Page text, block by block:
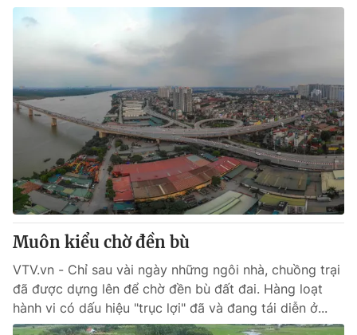
Muôn kiểu chờ đền bù
VTV.vn - Chỉ sau vài ngày những ngôi nhà, chuồng trại
đã được dựng lên để chờ đền bù đất đai. Hàng loạt
hành vi có dấu hiệu "trục lợi" đã và đang tái diễn ở...